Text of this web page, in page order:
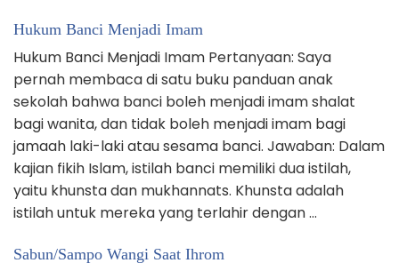
Hukum Banci Menjadi Imam
Hukum Banci Menjadi Imam Pertanyaan: Saya
pernah membaca di satu buku panduan anak
sekolah bahwa banci boleh menjadi imam shalat
bagi wanita, dan tidak boleh menjadi imam bagi
jamaah laki-laki atau sesama banci. Jawaban: Dalam
kajian fikih Islam, istilah banci memiliki dua istilah,
yaitu khunsta dan mukhannats. Khunsta adalah
istilah untuk mereka yang terlahir dengan …
Sabun/Sampo Wangi Saat Ihrom